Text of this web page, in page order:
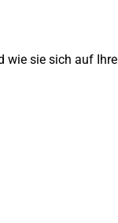
wie sie sich auf Ihre